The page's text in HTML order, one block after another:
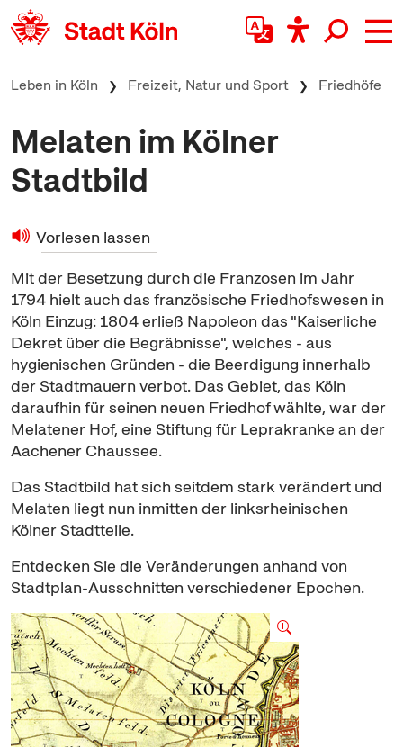
zum Inhalt springen
Leben in Köln Freizeit, Natur und Sport Friedhöfe
Melaten im Kölner
Stadtbild
Vorlesen lassen
Mit der Besetzung durch die Franzosen im Jahr
1794 hielt auch das französische Friedhofswesen in
Köln Einzug: 1804 erließ Napoleon das "Kaiserliche
Dekret über die Begräbnisse", welches - aus
hygienischen Gründen - die Beerdigung innerhalb
der Stadtmauern verbot. Das Gebiet, das Köln
daraufhin für seinen neuen Friedhof wählte, war der
Melatener Hof, eine Stiftung für Leprakranke an der
Aachener Chaussee.
Das Stadtbild hat sich seitdem stark verändert und
Melaten liegt nun inmitten der linksrheinischen
Kölner Stadtteile.
Entdecken Sie die Veränderungen anhand von
Stadtplan-Ausschnitten verschiedener Epochen.